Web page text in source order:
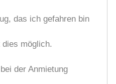
das ich gefahren bin
möglich.
der Anmietung